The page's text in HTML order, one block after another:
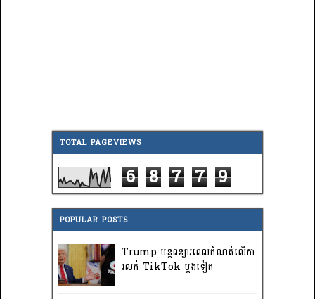
TOTAL PAGEVIEWS
6 8 7 7 9
POPULAR POSTS
Trump បន្តពន្យារពេលកំណត់លើកា
រលក់ TikTok ម្តងទៀត